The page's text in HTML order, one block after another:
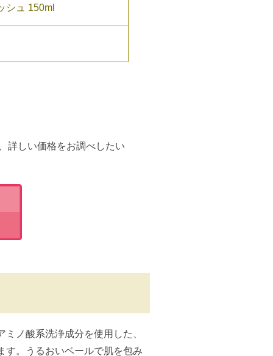
シュ 150ml
詳しい価格をお調べしたい
ノ酸系洗浄成分を使用した、
す。うるおいベールで肌を包み